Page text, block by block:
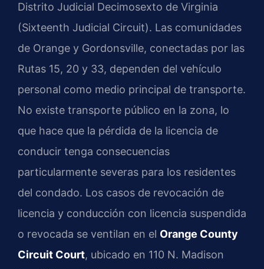
Distrito Judicial Decimosexto de Virginia
(Sixteenth Judicial Circuit). Las comunidades
de Orange y Gordonsville, conectadas por las
Rutas 15, 20 y 33, dependen del vehículo
personal como medio principal de transporte.
No existe transporte público en la zona, lo
que hace que la pérdida de la licencia de
conducir tenga consecuencias
particularmente severas para los residentes
del condado. Los casos de revocación de
licencia y conducción con licencia suspendida
o revocada se ventilan en el Orange County
Circuit Court, ubicado en 110 N. Madison